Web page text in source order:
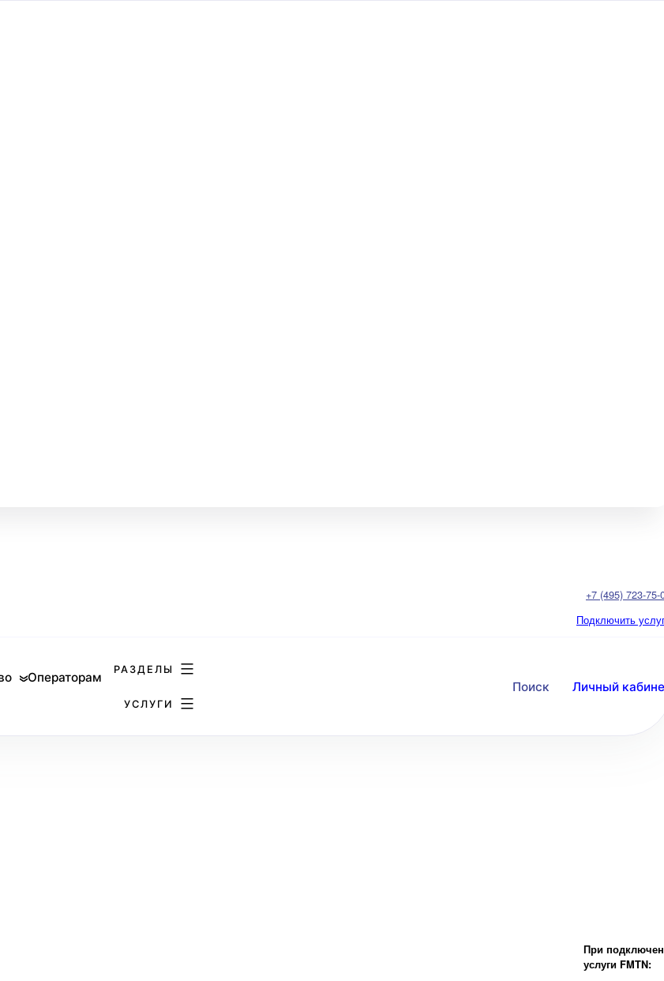
+7 (495) 723-75-
Подключить
Операторам
РАЗДЕЛЫ
УСЛУГИ
Поиск Личный
При
услуги FMTN: